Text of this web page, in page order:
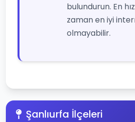
bulundurun. En
zaman en iyi
olmayabilir.
Şanlıurfa İlçeleri